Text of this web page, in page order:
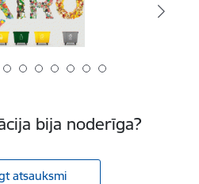
bija noderīga?
atsauksmi